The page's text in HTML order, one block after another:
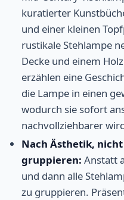
kuratierter
und einer kleinen
rustikale Stehlampe
Decke und einem
erzählen eine
die Lampe in einen
wodurch sie sofort
nachvollziehbarer
Nach Ästhetik,
gruppieren: Anstatt
und dann alle
zu gruppieren.